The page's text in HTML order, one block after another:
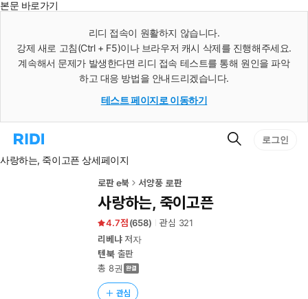
본문 바로가기
리디 접속이 원활하지 않습니다.
강제 새로 고침(Ctrl + F5)이나 브라우저 캐시 삭제를 진행해주세요.
계속해서 문제가 발생한다면 리디 접속 테스트를 통해 원인을 파악
하고 대응 방법을 안내드리겠습니다.
테스트 페이지로 이동하기
리
홈
검
로그인
사랑하는, 죽이고픈 상세페이지
로판 e북 서양풍 로판
사랑하는, 죽이고픈
4.7 (658) 관심 321
리베냐저자
텐북출판
총 8권
관심